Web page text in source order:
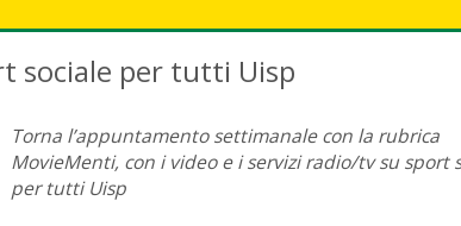
sociale per tutti Uisp
Torna l’appuntamento settimanale con la rubrica
MovieMenti, con i video e i servizi radio/tv su sport
per tutti Uisp